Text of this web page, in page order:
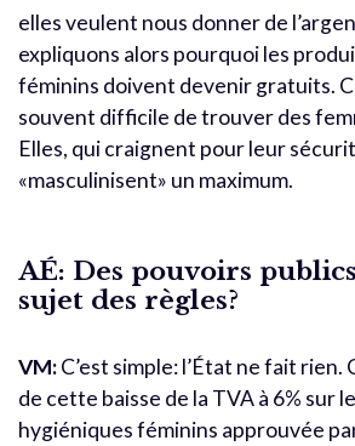
elles veulent nous donner de
expliquons alors pourquoi les
féminins doivent devenir gratuits.
souvent difficile de trouver des
Elles, qui craignent pour leur
«masculinisent» un maximum.
AÉ: Des pouvoirs
sujet des règles?
VM:C’est simple: l’État ne fait
de cette baisse de la TVA à 6% sur
hygiéniques féminins approuvée